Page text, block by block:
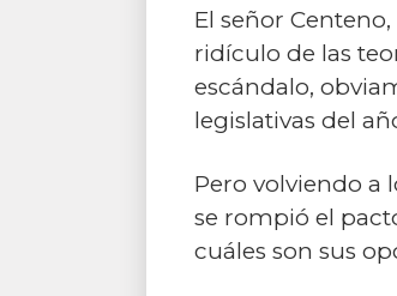
El señor
ridículo de las
escándalo,
legislativas del
Pero volviendo a
se rompió el
cuáles son sus